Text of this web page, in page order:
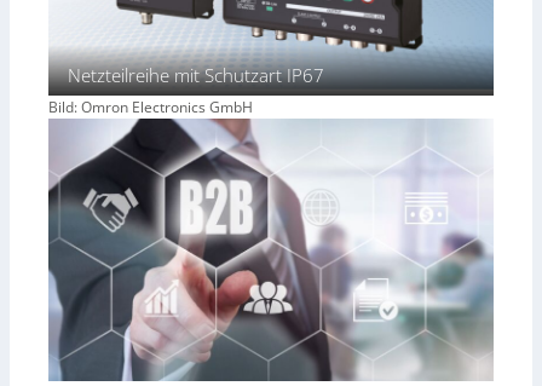
Netzteilreihe mit Schutzart IP67
Bild: Omron Electronics GmbH